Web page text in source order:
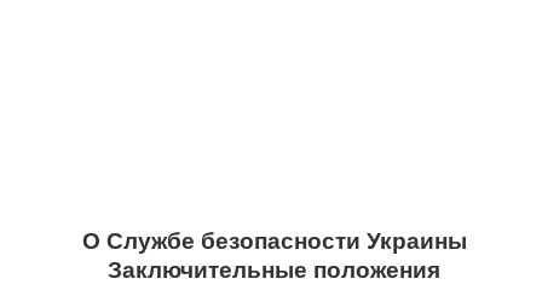
О Службе безопасности Украины
Заключительные положения